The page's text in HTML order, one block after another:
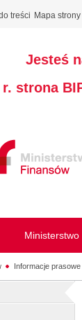
treści Mapa strony
Jesteś
r. strona
Informacje prasowe